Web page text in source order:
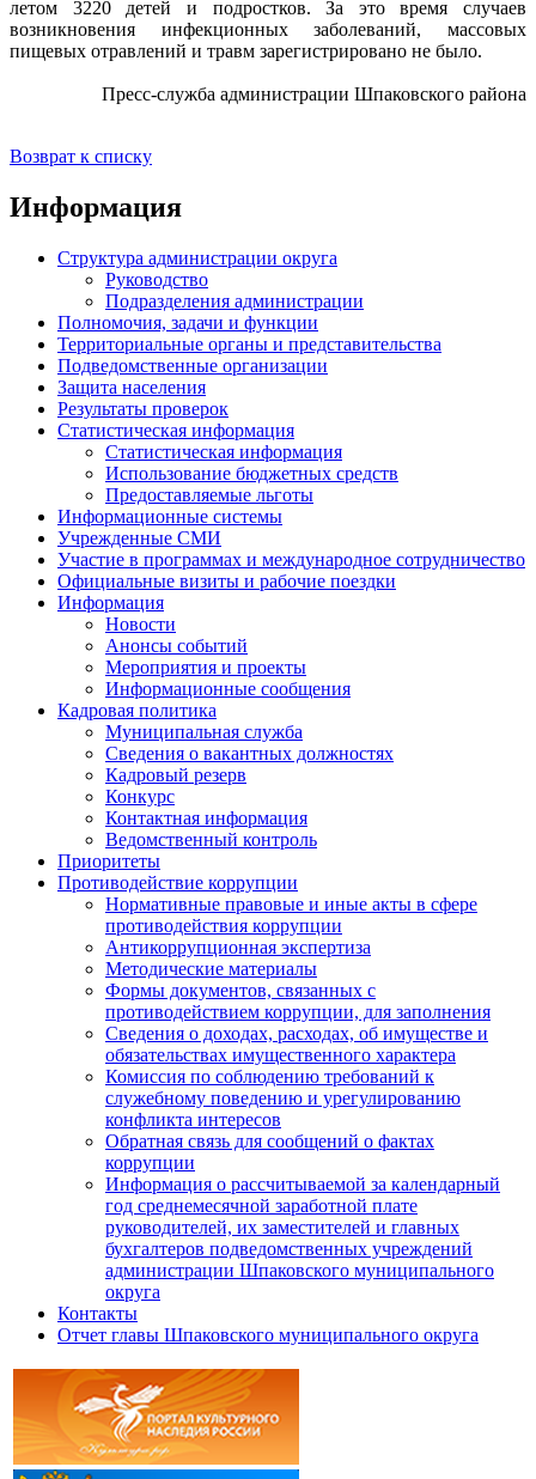
летом 3220 детей и подростков. За это время случаев
возникновения инфекционных заболеваний, массовых
пищевых отравлений и травм зарегистрировано не было.
Пресс-служба администрации Шпаковского района
Возврат к списку
Информация
Структура администрации округа
Руководство
Подразделения администрации
Полномочия, задачи и функции
Территориальные органы и представительства
Подведомственные организации
Защита населения
Результаты проверок
Статистическая информация
Статистическая информация
Использование бюджетных средств
Предоставляемые льготы
Информационные системы
Учрежденные СМИ
Участие в программах и международное сотрудничество
Официальные визиты и рабочие поездки
Информация
Новости
Анонсы событий
Мероприятия и проекты
Информационные сообщения
Кадровая политика
Муниципальная служба
Сведения о вакантных должностях
Кадровый резерв
Конкурс
Контактная информация
Ведомственный контроль
Приоритеты
Противодействие коррупции
Нормативные правовые и иные акты в сфере
противодействия коррупции
Антикоррупционная экспертиза
Методические материалы
Формы документов, связанных с
противодействием коррупции, для заполнения
Сведения о доходах, расходах, об имуществе и
обязательствах имущественного характера
Комиссия по соблюдению требований к
служебному поведению и урегулированию
конфликта интересов
Обратная связь для сообщений о фактах
коррупции
Информация о рассчитываемой за календарный
год среднемесячной заработной плате
руководителей, их заместителей и главных
бухгалтеров подведомственных учреждений
администрации Шпаковского муниципального
округа
Контакты
Отчет главы Шпаковского муниципального округа